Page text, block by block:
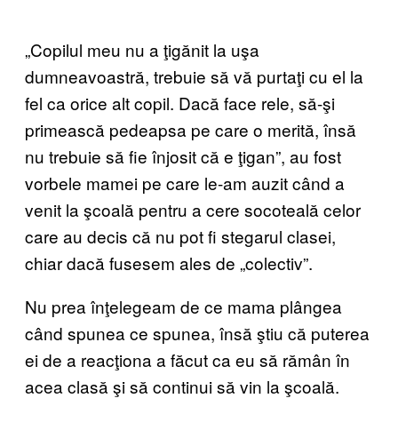
„Copilul meu nu a ţigănit la uşa
dumneavoastră, trebuie să vă purtaţi cu el la
fel ca orice alt copil. Dacă face rele, să-şi
primească pedeapsa pe care o merită, însă
nu trebuie să fie înjosit că e ţigan”, au fost
vorbele mamei pe care le-am auzit când a
venit la şcoală pentru a cere socoteală celor
care au decis că nu pot fi stegarul clasei,
chiar dacă fusesem ales de „colectiv”.
Nu prea înţelegeam de ce mama plângea
când spunea ce spunea, însă ştiu că puterea
ei de a reacţiona a făcut ca eu să rămân în
acea clasă şi să continui să vin la şcoală.